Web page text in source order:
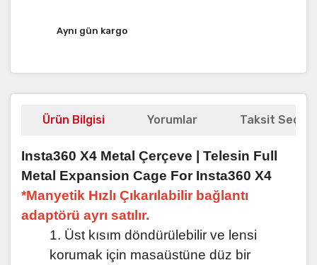
Aynı gün kargo
Ürün Bilgisi Yorumlar Taksit
Insta360 X4 Metal Çerçeve | Telesin Full
Metal Expansion Cage For Insta360 X4
*Manyetik Hızlı Çıkarılabilir bağlantı
adaptörü ayrı satılır.
1. Üst kısım döndürülebilir ve lensi
korumak için masaüstüne düz bir